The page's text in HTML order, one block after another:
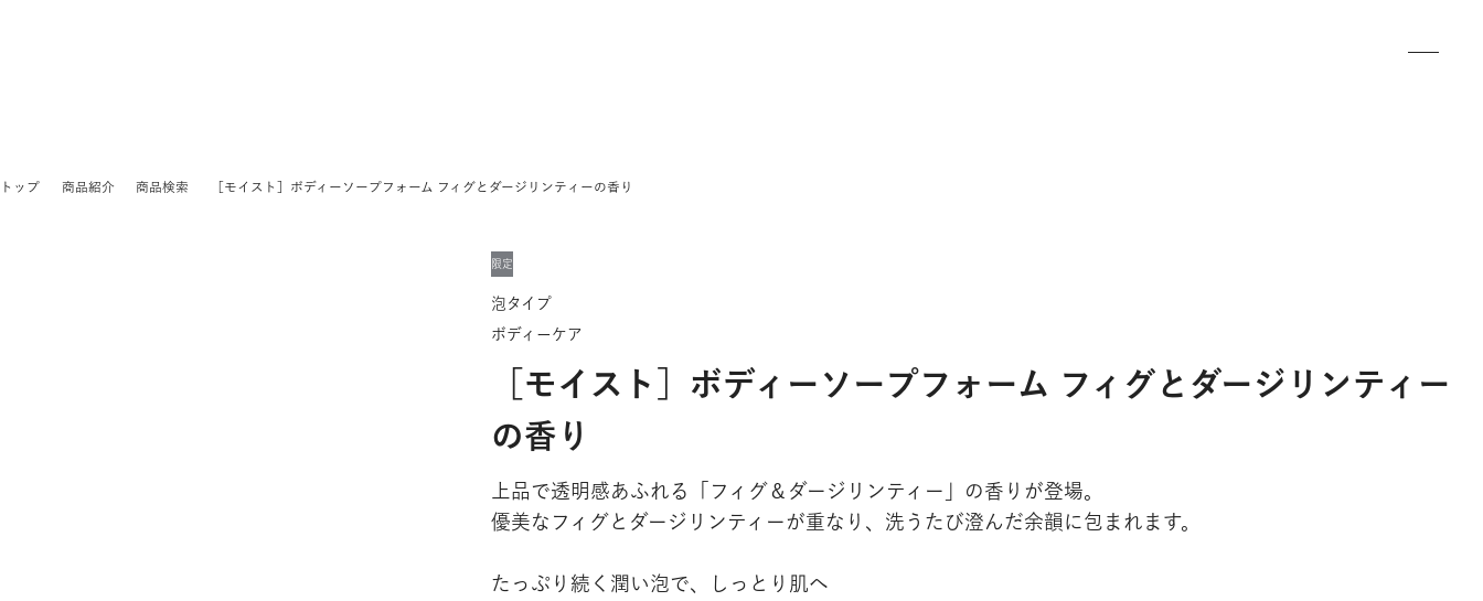
トップ 商品紹介 商品検索 ［モイスト］ボディーソープフォーム フィグとダージリンティーの香り
限定
泡タイプ
ボディーケア
［モイスト］ボディーソープフォーム フィグとダージリンティー
の香り
上品で透明感あふれる「フィグ＆ダージリンティー」の香りが登場。
優美なフィグとダージリンティーが重なり、洗うたび澄んだ余韻に包まれます。
たっぷり続く潤い泡で、しっとり肌へ